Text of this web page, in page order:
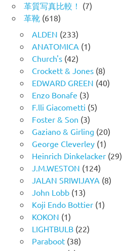
革質写真比較！ (7)
革靴 (618)
ALDEN (233)
ANATOMICA (1)
Church's (42)
Crockett & Jones (8)
EDWARD GREEN (40)
Enzo Bonafe (3)
F.lli Giacometti (5)
Foster & Son (3)
Gaziano & Girling (20)
George Cleverley (1)
Heinrich Dinkelacker (29)
J.M.WESTON (124)
JALAN SRIWIJAYA (8)
John Lobb (13)
Koji Endo Bottier (1)
KOKON (1)
LIGHTBULB (22)
Paraboot (38)